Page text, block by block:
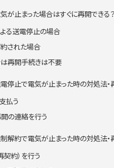
が止まった場合はすぐに再開できる？
る送電停止の場合
された場合
再開手続きは不要
停止で電気が止まった時の対処法・
払う
の連絡を行う
解約で電気が止まった時の対処法・
約）を行う